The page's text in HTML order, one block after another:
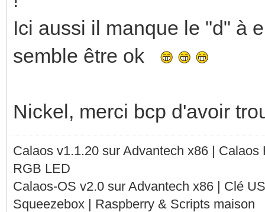
Ici aussi il manque le "d" à
semble être ok
Nickel, merci bcp d'avoir
Calaos v1.1.20 sur Advantech x86 |
RGB LED
Calaos-OS v2.0 sur Advantech x86 | Clé
Squeezebox | Raspberry & Scripts maison